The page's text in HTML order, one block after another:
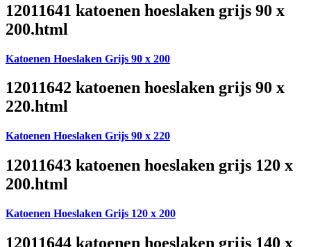
12011641 katoenen hoeslaken grijs 90 x
200.html
Katoenen Hoeslaken Grijs 90 x 200
12011642 katoenen hoeslaken grijs 90 x
220.html
Katoenen Hoeslaken Grijs 90 x 220
12011643 katoenen hoeslaken grijs 120 x
200.html
Katoenen Hoeslaken Grijs 120 x 200
12011644 katoenen hoeslaken grijs 140 x